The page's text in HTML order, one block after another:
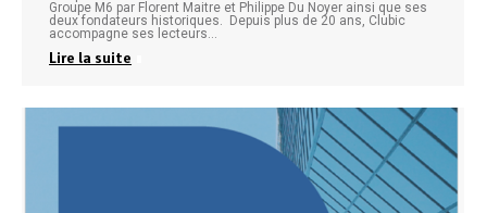
Groupe M6 par Florent Maitre et Philippe Du Noyer ainsi que ses
deux fondateurs historiques. Depuis plus de 20 ans, Clubic
accompagne ses lecteurs…
Lire la suite